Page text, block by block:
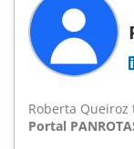
Roberta Queiroz
Portal